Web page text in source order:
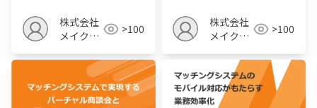
株式会社
メイクア
>100
株式会社
メイクア
>100